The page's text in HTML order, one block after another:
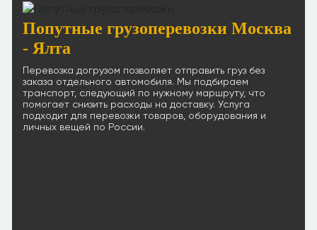
Попутные грузоперевозки Москва
- Ялта
Перевозка догрузом позволяет отправить груз без
заказа отдельного автомобиля. Мы подбираем
транспорт, следующий по нужному маршруту, что
помогает снизить расходы на доставку. Услуга
подходит для перевозки товаров, оборудования и
личных вещей по России.